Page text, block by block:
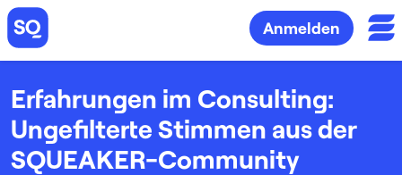
Anmelden
Erfahrungen im Consulting:
Ungefilterte Stimmen aus der
SQUEAKER-Community